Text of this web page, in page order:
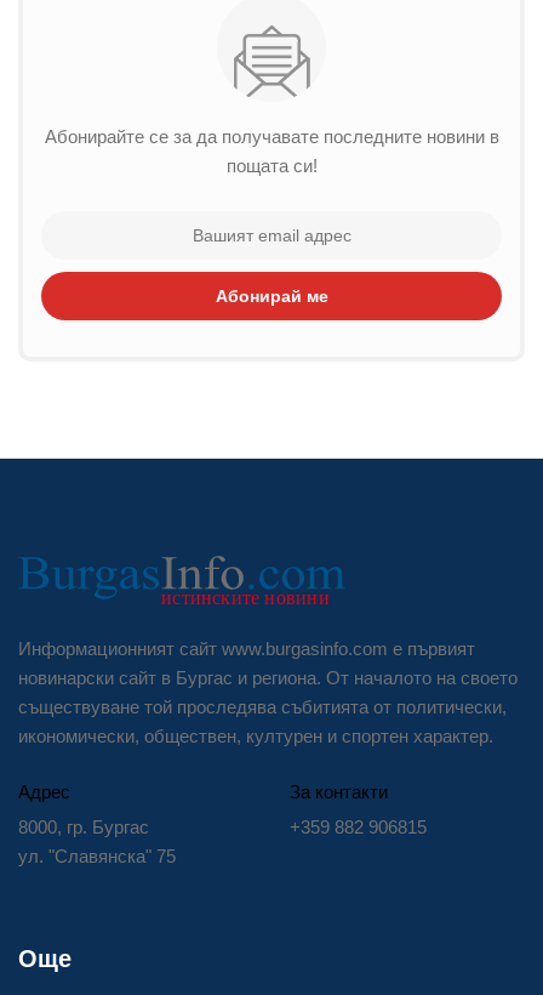
Абонирайте се за да получавате последните новини в
пощата си!
Абонирай ме
Информационният сайт www.burgasinfo.com е първият
новинарски сайт в Бургас и региона. От началото на своето
съществуване той проследява събитията от политически,
икономически, обществен, културен и спортен характер.
Адрес
8000, гр. Бургас
ул. "Славянска" 75
За контакти
+359 882 906815
Още